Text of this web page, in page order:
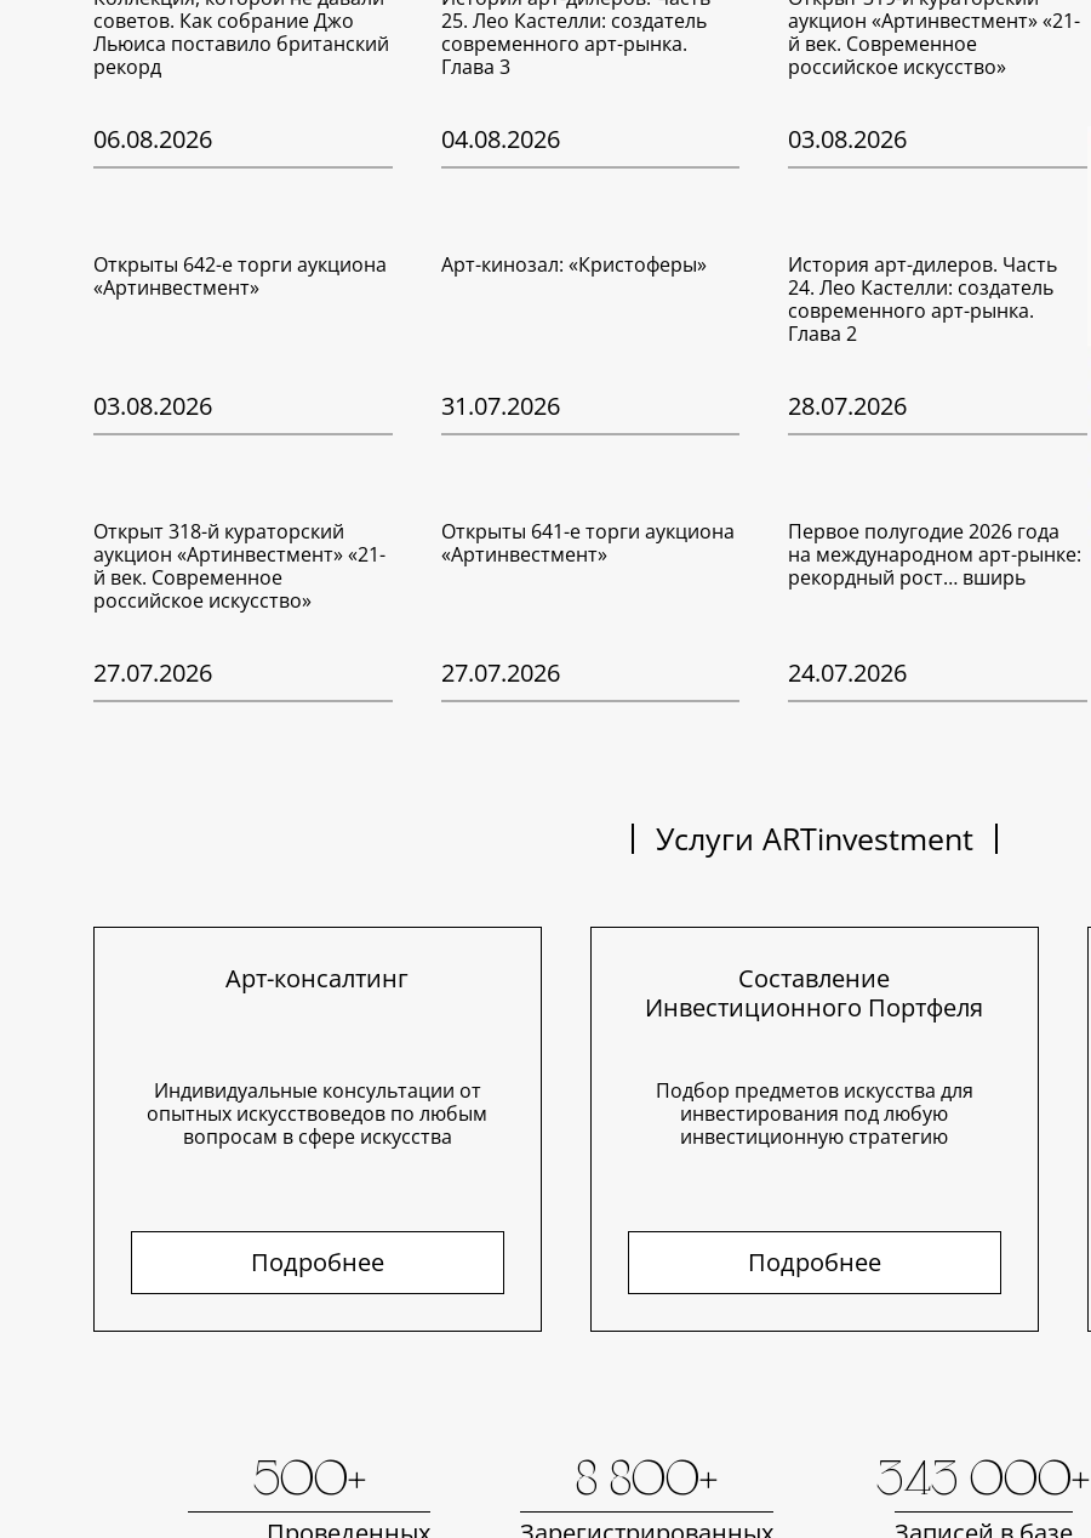
советов. Как собрание Джо
Льюиса поставило британский
рекорд
06.08.2026
25. Лео Кастелли: создатель
современного арт-рынка.
Глава 3
04.08.2026
аукцион «Артинвестмент» «21-
й век. Современное
российское искусство»
03.08.2026
Открыты 642-е торги аукциона
«Артинвестмент»
03.08.2026
Арт-кинозал: «Кристоферы»
31.07.2026
История арт-дилеров. Часть
24. Лео Кастелли: создатель
современного арт-рынка.
Глава 2
28.07.2026
Открыт 318-й кураторский
аукцион «Артинвестмент» «21-
й век. Современное
российское искусство»
27.07.2026
Открыты 641-е торги аукциона
«Артинвестмент»
27.07.2026
Первое полугодие 2026 года
на международном арт-рынке:
рекордный рост… вширь
24.07.2026
Услуги ARTinvestment
Арт-консалтинг
Индивидуальные консультации от
опытных искусствоведов по любым
вопросам в сфере искусства
Подробнее
Составление
Инвестиционного Портфеля
Подбор предметов искусства для
инвестирования под любую
инвестиционную стратегию
Подробнее
500+ 8 800+ 343 000+